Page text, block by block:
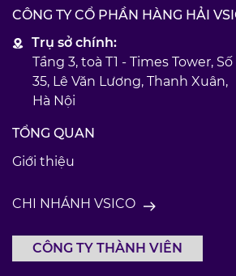
CÔNG TY CỔ PHẦN HÀNG HẢI
Trụ sở chính:
Tầng 3, toà T1 - Times Tower, Số
35, Lê Văn Lương, Thanh Xuân,
Hà Nội
TỔNG QUAN
Giới thiệu
CHI NHÁNH VSICO
CÔNG TY THÀNH VIÊN